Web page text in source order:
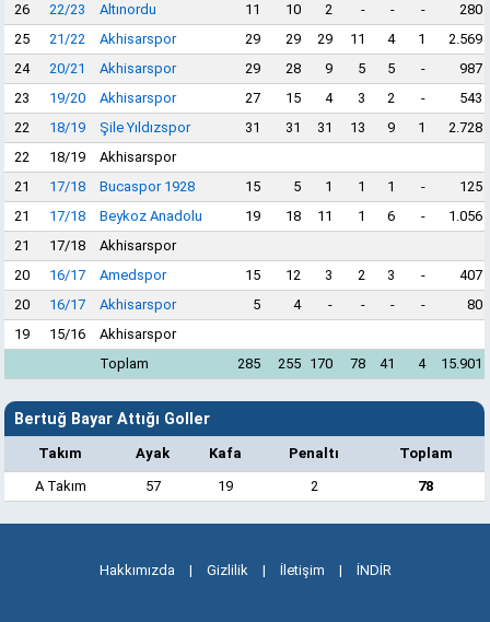
26
22/23 Altınordu 11 10 2 - - -
280
25
21/22 Akhisarspor 29 29 29 11 4 1
2.569
24
20/21 Akhisarspor 29 28 9 5 5 -
987
23
19/20 Akhisarspor 27 15 4 3 2 -
543
22
18/19 Şile Yıldızspor 31 31 31 13 9 1
2.728
22
18/19
Akhisarspor
21
17/18 Bucaspor 1928 15 5 1 1 1 -
125
21
17/18 Beykoz Anadolu 19 18 11 1 6 -
1.056
21
17/18
Akhisarspor
20
16/17 Amedspor 15 12 3 2 3 -
407
20
16/17 Akhisarspor 5 4 - - - -
80
19
15/16
Akhisarspor
Toplam
285 255 170 78 41 4 15.901
Bertuğ Bayar Attığı Goller
Takım Ayak Kafa Penaltı
Toplam
A Takım
57 19 2 78
Hakkımızda | Gizlilik | İletişim | İNDİR